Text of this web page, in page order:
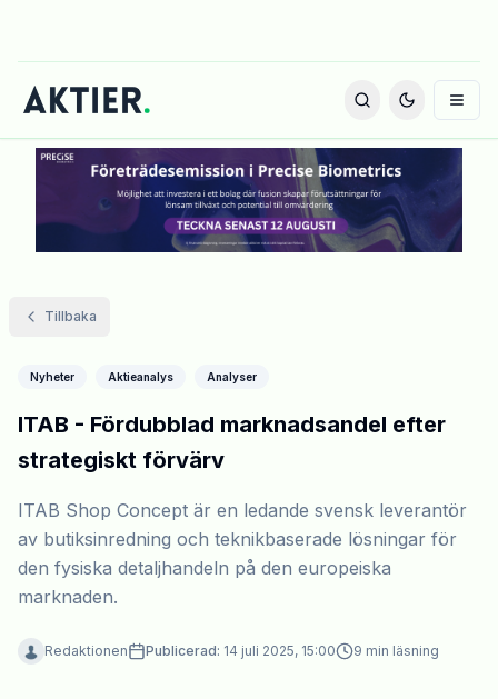
Tillbaka
Nyheter Aktieanalys Analyser
ITAB - Fördubblad marknadsandel efter
strategiskt förvärv
ITAB Shop Concept är en ledande svensk leverantör
av butiksinredning och teknikbaserade lösningar för
den fysiska detaljhandeln på den europeiska
marknaden.
Redaktionen Publicerad: 14 juli 2025, 15:00 9 min läsning